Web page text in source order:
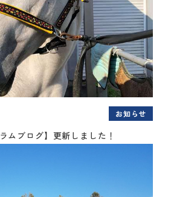
お知らせ
ムブログ】更新しました！